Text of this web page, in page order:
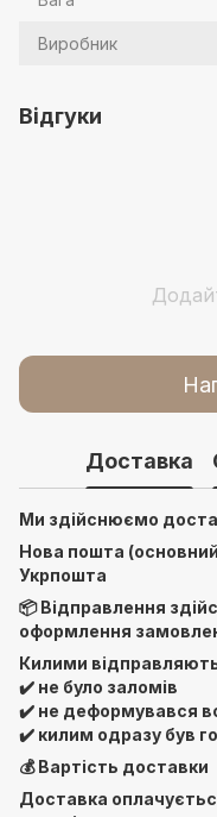
Виробник
Відгуки
Доставка
Ми здійснюємо
Нова пошта
Укрпошта
📦 Відправлення
оформлення
Килими
✔️ не було заломів
✔️ не деформувався
✔️ килим одразу був
💰 Вартість доставки
Доставка